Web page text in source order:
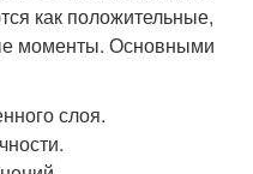
как положительные,
моменты. Основными
слоя.